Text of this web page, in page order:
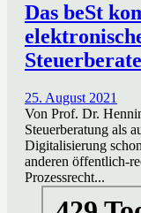
Das beSt
25. August 2021
Von Prof. Dr.
Steuerberatung als
Digitalisierung
anderen öffentlich-
Prozessrecht...